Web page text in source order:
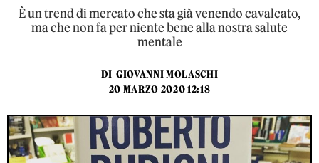
È un trend di mercato che sta già venendo cavalcato,
ma che non fa per niente bene alla nostra salute
mentale
DI GIOVANNI MOLASCHI
20 MARZO 2020 12:18